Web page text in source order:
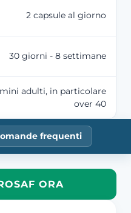
2 capsule al giorno
30 giorni - 8 settimane
adulti, in particolare
over 40
frequenti
ORA